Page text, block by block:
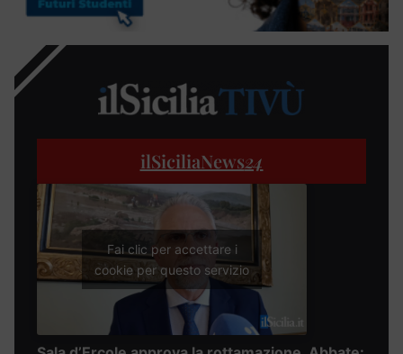
ilSiciliaNews24
Fai clic per accettare i
cookie per questo servizio